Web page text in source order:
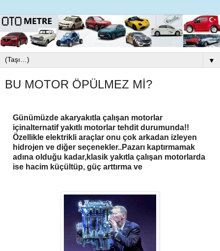
▼
BU MOTOR ÖPÜLMEZ Mİ?
Günümüzde akaryakıtla çalışan motorlar
içinalternatif yakıtlı motorlar tehdit durumunda!!
Özellikle elektrikli araçlar onu çok arkadan izleyen
hidrojen ve diğer seçenekler..Pazarı kaptırmamak
adına olduğu kadar,klasik yakıtla çalışan motorlarda
ise hacim küçültüp, güç arttırma ve